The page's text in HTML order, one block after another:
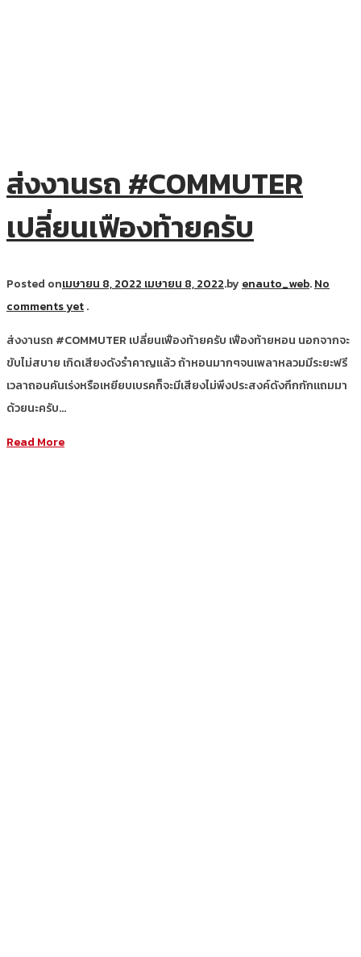
ส่งงานรถ #COMMUTER
เปลี่ยนเฟืองท้ายครับ
Posted onเมษายน 8, 2022 เมษายน 8, 2022.by enauto_web.No
comments yet.
ส่งงานรถ #COMMUTER เปลี่ยนเฟืองท้ายครับ เฟืองท้ายหอน นอกจากจะ
ขับไม่สบาย เกิดเสียงดังรำคาญแล้ว ถ้าหอนมากๆจนเพลาหลวมมีระยะฟรี
เวลาถอนคันเร่งหรือเหยียบเบรคก็จะมีเสียงไม่พึงประสงค์ดังกึกกักแถมมา
ด้วยนะครับ…
Read More